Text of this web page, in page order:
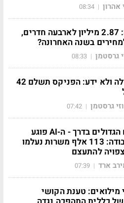
אהרון |
08:34
מרום נווה: 2.87 מיליון לארבעה חדרים,
בשנה האחרונה?
גרסטמן |
08:33
נהג בשלילה ולא ידע: הפניקס תשלם 42
גרסטמן |
07:42
הפיטורים הגדולים בדרך - ה-AI פוגע
בשוק העבודה: 113 אלף משרות נעלמו
להתעצם
ארד |
07:39
מילואים: טענת הקושי